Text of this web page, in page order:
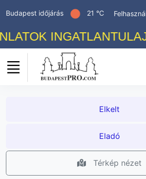
Budapest időjárás 21 °C
Elkelt
Eladó
Térkép nézet